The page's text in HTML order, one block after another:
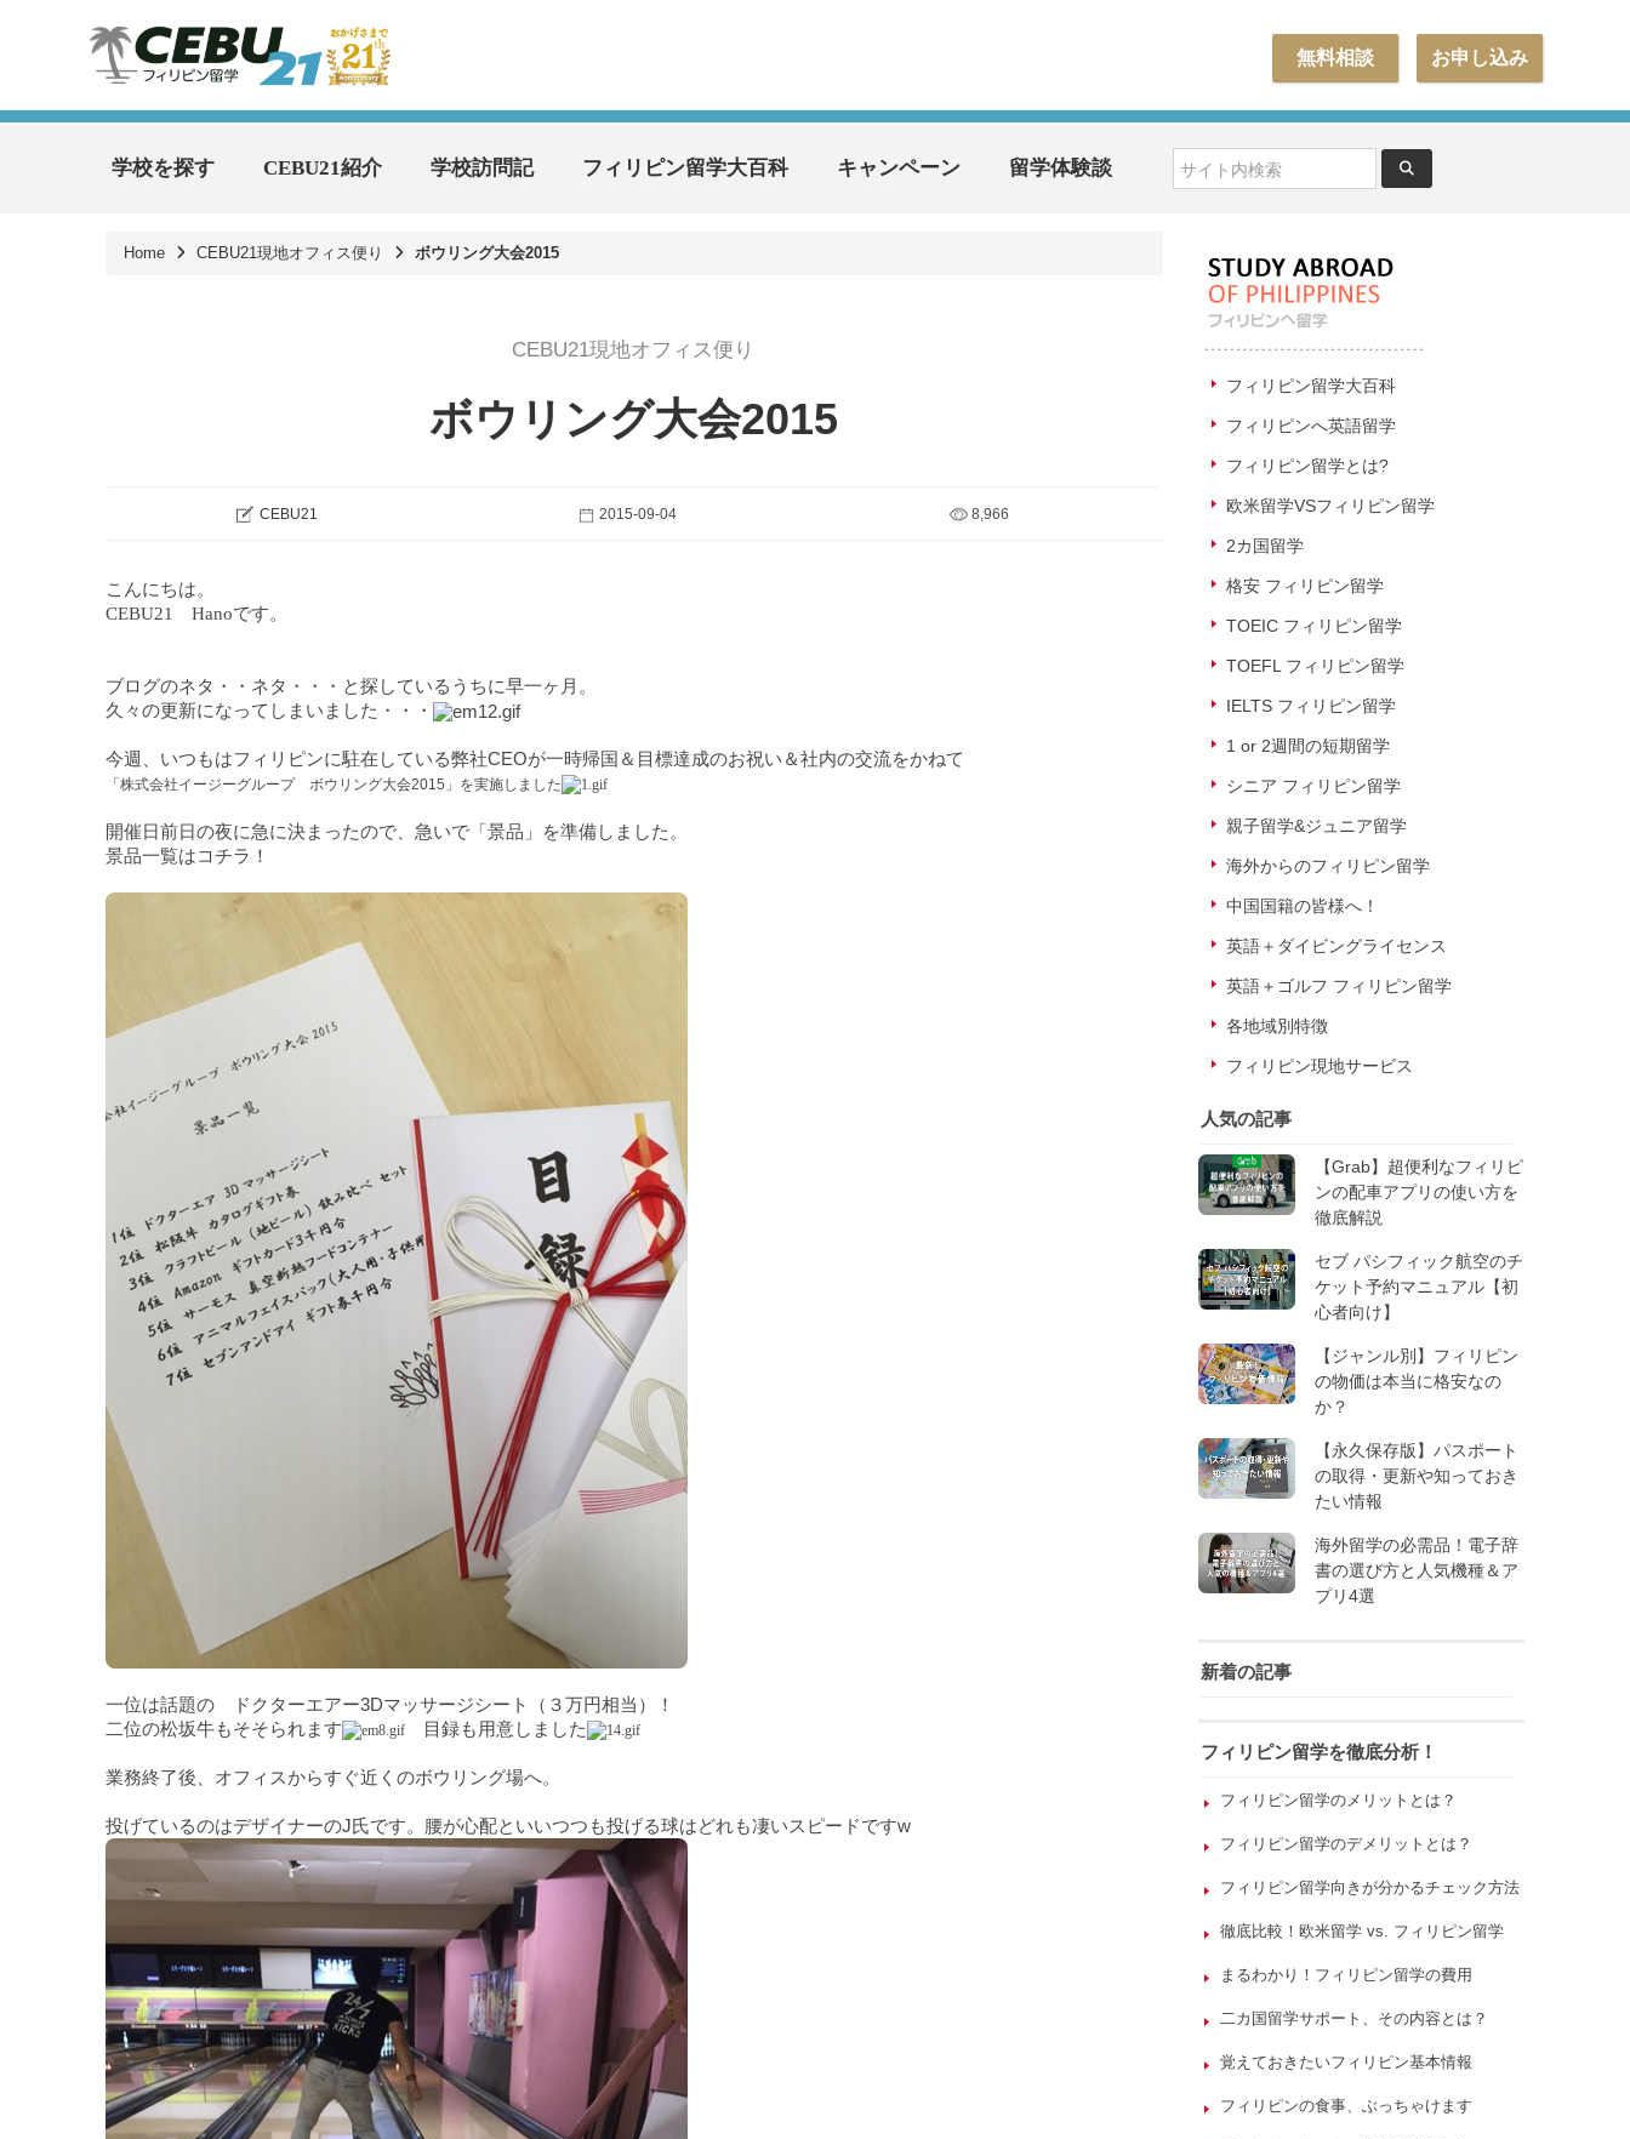
お申し込み
無料相談
学校を探す CEBU21紹介 学校訪問記 フィリピン留学大百科 キャンペーン 留学体験談
Home CEBU21現地オフィス便り ボウリング大会2015
CEBU21現地オフィス便り
ボウリング大会2015
CEBU21 2015-09-04 8,966
こんにちは。
CEBU21 Hanoです。
ブログのネタ・・ネタ・・・と探しているうちに早一ヶ月。
久々の更新になってしまいました・・・
今週、いつもはフィリピンに駐在している弊社CEOが一時帰国＆目標達成のお祝い＆社内の交流をかねて
「株式会社イージーグループ ボウリング大会2015」を実施しました
開催日前日の夜に急に決まったので、急いで「景品」を準備しました。
景品一覧はコチラ！
一位は話題の ドクターエアー3Dマッサージシート（３万円相当）！
二位の松坂牛もそそられます
目録も用意しました
業務終了後、オフィスからすぐ近くのボウリング場へ。
投げているのはデザイナーのJ氏です。腰が心配といいつつも投げる球はどれも凄いスピードですw
フィリピン留学大百科
フィリピンへ英語留学
フィリピン留学とは?
欧米留学VSフィリピン留学
2カ国留学
格安 フィリピン留学
TOEIC フィリピン留学
TOEFL フィリピン留学
IELTS フィリピン留学
1 or 2週間の短期留学
シニア フィリピン留学
親子留学&ジュニア留学
海外からのフィリピン留学
中国国籍の皆様へ！
英語＋ダイビングライセンス
英語＋ゴルフ フィリピン留学
各地域別特徴
フィリピン現地サービス
人気の記事
【Grab】超便利なフィリピ
ンの配車アプリの使い方を
徹底解説
セブ パシフィック航空のチ
ケット予約マニュアル【初
心者向け】
【ジャンル別】フィリピン
の物価は本当に格安なの
か？
【永久保存版】パスポート
の取得・更新や知っておき
たい情報
海外留学の必需品！電子辞
書の選び方と人気機種＆ア
プリ4選
新着の記事
フィリピン留学を徹底分析！
フィリピン留学のメリットとは？
フィリピン留学のデメリットとは？
フィリピン留学向きが分かるチェック方法
徹底比較！欧米留学 vs. フィリピン留学
まるわかり！フィリピン留学の費用
二カ国留学サポート、その内容とは？
覚えておきたいフィリピン基本情報
フィリピンの食事、ぶっちゃけます